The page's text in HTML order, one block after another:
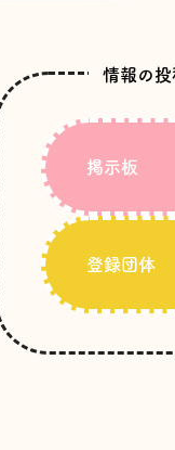
情報の
掲示板
登録団体